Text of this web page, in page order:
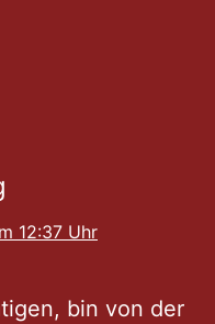
12:37 Uhr
bin von der